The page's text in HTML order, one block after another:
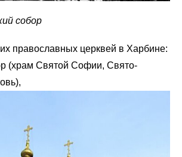
собор
православных церквей в Харбине:
(храм Святой Софии, Свято-